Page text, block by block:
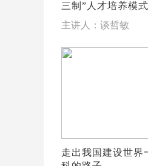
三制”人才培养模
主讲人：谈哲敏
走出我国建设世界